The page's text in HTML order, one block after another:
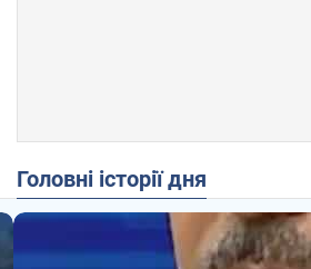
Головні історії дня